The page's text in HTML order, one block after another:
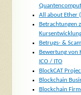
All about Ether
Betrachtungen
Betrugs- &
Bewertung von
ICO / ITO
BlockCAT
Blockchain
Blockchain